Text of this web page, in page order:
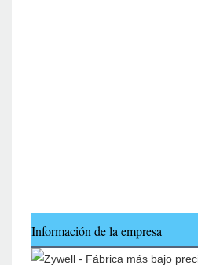
Información de la empresa